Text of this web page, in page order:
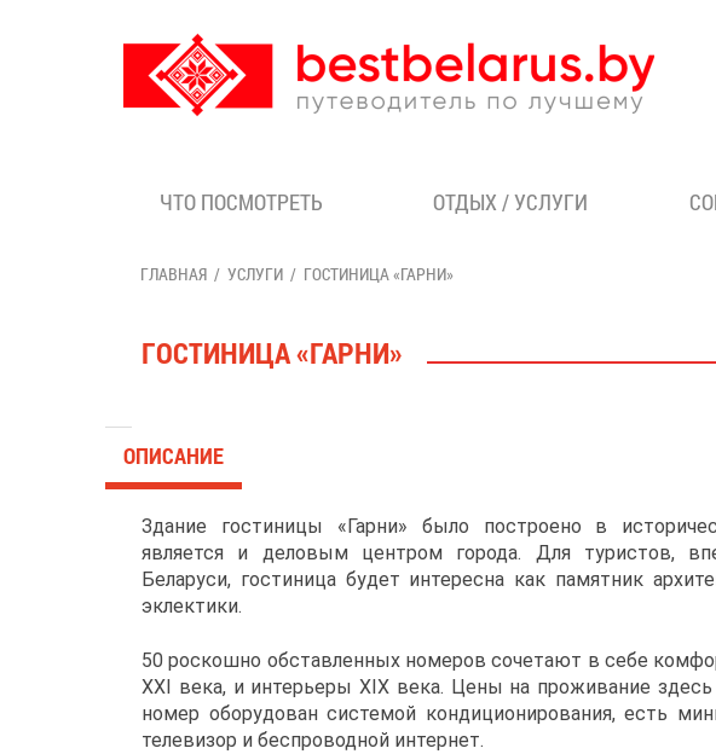
ЧТО ПОСМОТРЕТЬ ОТДЫХ / УСЛУГИ
ГЛАВНАЯ УСЛУГИ ГОСТИНИЦА «ГАРНИ»
ГОСТИНИЦА «ГАРНИ»
ОПИСАНИЕ
Здание гостиницы «Гарни» было построено в
является и деловым центром города. Для туристов,
Беларуси, гостиница будет интересна как памятник
эклектики.
50 роскошно обставленных номеров сочетают в себе
XXI века, и интерьеры XIX века. Цены на проживание
номер оборудован системой кондиционирования, есть
телевизор и беспроводной интернет.